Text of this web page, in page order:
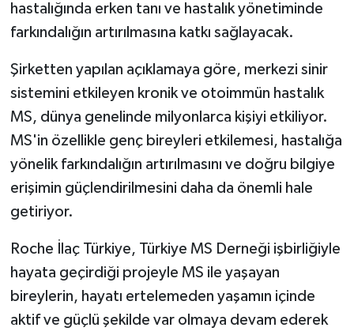
hastalığında erken tanı ve hastalık yönetiminde
farkındalığın artırılmasına katkı sağlayacak.
Şirketten yapılan açıklamaya göre, merkezi sinir
sistemini etkileyen kronik ve otoimmün hastalık
MS, dünya genelinde milyonlarca kişiyi etkiliyor.
MS'in özellikle genç bireyleri etkilemesi, hastalığa
yönelik farkındalığın artırılmasını ve doğru bilgiye
erişimin güçlendirilmesini daha da önemli hale
getiriyor.
Roche İlaç Türkiye, Türkiye MS Derneği işbirliğiyle
hayata geçirdiği projeyle MS ile yaşayan
bireylerin, hayatı ertelemeden yaşamın içinde
aktif ve güçlü şekilde var olmaya devam ederek